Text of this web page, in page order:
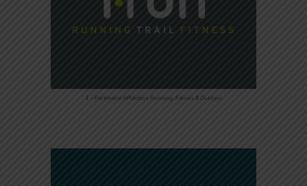
1 – Partenaire Affiliation Running, Fitness & Outdoor